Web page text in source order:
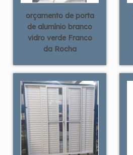
orçamento de porta
de alumínio branco
vidro verde Franco
da Rocha